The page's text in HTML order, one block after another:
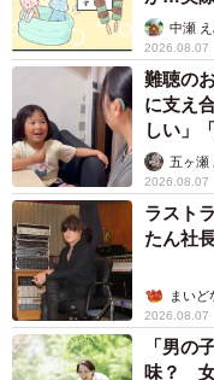
中瀬
2026.08.07
難聴の
に支え
しい」
五ヶ瀬
2026.08.07
ラスト
たん社
まいど
2026.08.07
「男の
味？ 女